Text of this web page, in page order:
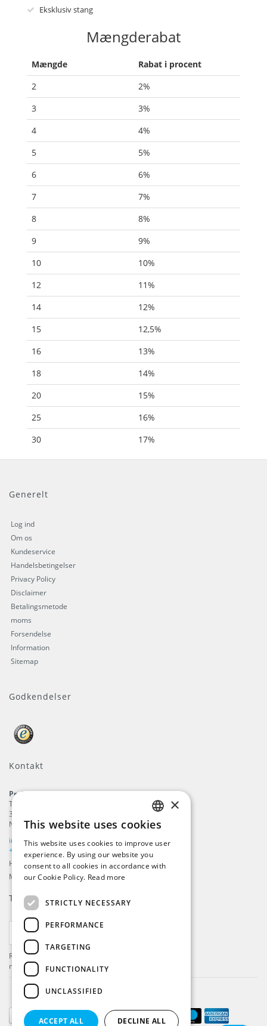
Eksklusiv stang
Mængderabat
Mængde
Rabat i procent
2
2%
3
3%
4
4%
5
5%
6
6%
7
7%
8
8%
9
9%
10
10%
12
11%
14
12%
15
12,5%
16
13%
18
14%
20
15%
25
16%
30
17%
Generelt
Log ind
Om os
Kundeservice
Handelsbetingelser
Privacy Policy
Disclaimer
Betalingsmetode
moms
Forsendelse
Information
Sitemap
Godkendelser
Kontakt
ProFlags B.V.
Tilbury 8
3897 AC
Nederlandene
info@beachflags.com
+31 (0) 85 401 4648
Handelskammer: 92559840
Momsnummer: NL866099657B01
Tilmeld dig voresNyhedsbrev
Registrer dig og få de seneste nyheder og meget
mere!
ENGLISH
DUTCH
GERMAN
×
This website uses cookies
This website uses cookies to improve user
experience. By using our website you
consent to all cookies in accordance with
our Cookie Policy. Read more
STRICTLY NECESSARY
PERFORMANCE
TARGETING
FUNCTIONALITY
UNCLASSIFIED
ACCEPT ALL DECLINE ALL